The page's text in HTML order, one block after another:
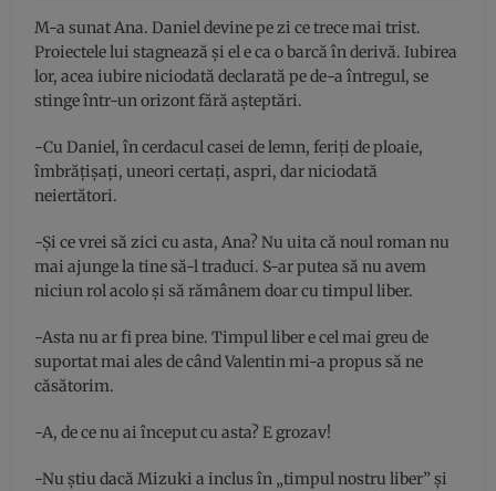
M-a sunat Ana. Daniel devine pe zi ce trece mai trist.
Proiectele lui stagnează și el e ca o barcă în derivă. Iubirea
lor, acea iubire niciodată declarată pe de-a întregul, se
stinge într-un orizont fără așteptări.
-Cu Daniel, în cerdacul casei de lemn, feriți de ploaie,
îmbrățișați, uneori certați, aspri, dar niciodată
neiertători.
-Și ce vrei să zici cu asta, Ana? Nu uita că noul roman nu
mai ajunge la tine să-l traduci. S-ar putea să nu avem
niciun rol acolo și să rămânem doar cu timpul liber.
-Asta nu ar fi prea bine. Timpul liber e cel mai greu de
suportat mai ales de când Valentin mi-a propus să ne
căsătorim.
-A, de ce nu ai început cu asta? E grozav!
-Nu știu dacă Mizuki a inclus în „timpul nostru liber” și